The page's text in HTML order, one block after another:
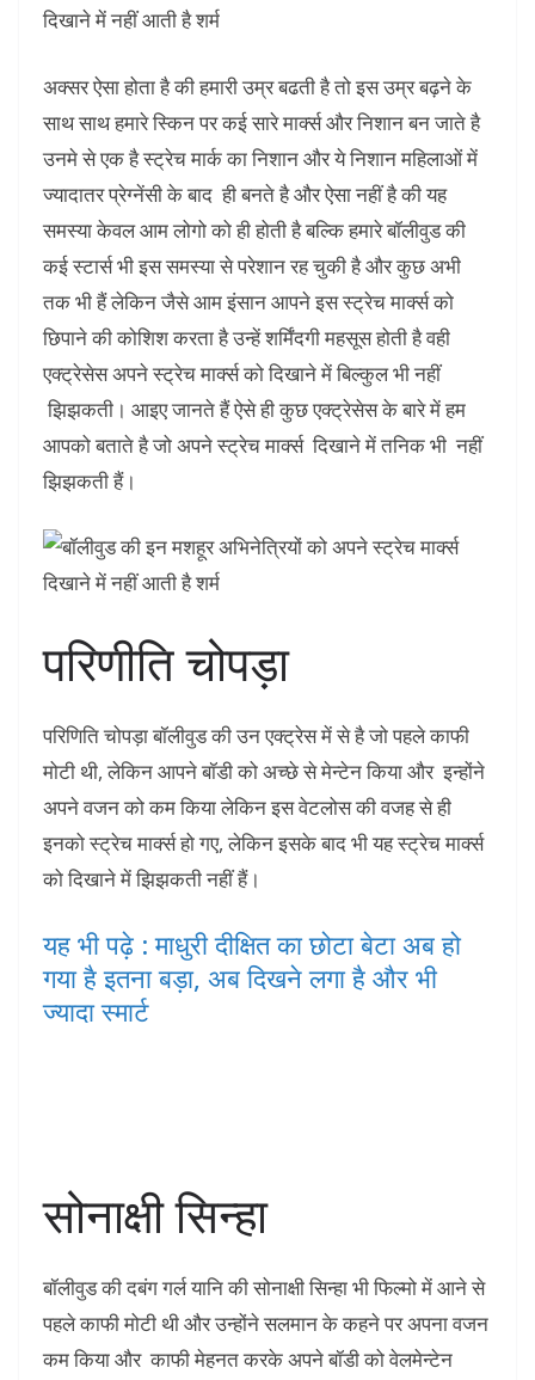
अक्सर ऐसा होता है की हमारी उम्र बढती है तो इस उम्र बढ़ने के
साथ साथ हमारे स्किन पर कई सारे मार्क्स और निशान बन जाते है
उनमे से एक है स्ट्रेच मार्क का निशान और ये निशान महिलाओं में
ज्यादातर प्रेग्नेंसी के बाद ही बनते है और ऐसा नहीं है की यह
समस्या केवल आम लोगो को ही होती है बल्कि हमारे बॉलीवुड की
कई स्टार्स भी इस समस्या से परेशान रह चुकी है और कुछ अभी
तक भी हैं लेकिन जैसे आम इंसान आपने इस स्ट्रेच मार्क्स को
छिपाने की कोशिश करता है उन्हें शर्मिंदगी महसूस होती है वही
एक्ट्रेसेस अपने स्ट्रेच मार्क्स को दिखाने में बिल्कुल भी नहीं
झिझकती। आइए जानते हैं ऐसे ही कुछ एक्ट्रेसेस के बारे में हम
आपको बताते है जो अपने स्ट्रेच मार्क्स दिखाने में तनिक भी नहीं
झिझकती हैं।
परिणीति चोपड़ा
परिणिति चोपड़ा बॉलीवुड की उन एक्ट्रेस में से है जो पहले काफी
मोटी थी, लेकिन आपने बॉडी को अच्छे से मेन्टेन किया और इन्होंने
अपने वजन को कम किया लेकिन इस वेटलोस की वजह से ही
इनको स्ट्रेच मार्क्स हो गए, लेकिन इसके बाद भी यह स्ट्रेच मार्क्स
को दिखाने में झिझकती नहीं हैं।
यह भी पढ़े : माधुरी दीक्षित का छोटा बेटा अब हो
गया है इतना बड़ा, अब दिखने लगा है और भी
ज्‍यादा स्‍मार्ट
सोनाक्षी सिन्हा
बॉलीवुड की दबंग गर्ल यानि की सोनाक्षी सिन्हा भी फिल्मो में आने से
पहले काफी मोटी थी और उन्होंने सलमान के कहने पर अपना वजन
कम किया और काफी मेहनत करके अपने बॉडी को वेलमेन्टेन